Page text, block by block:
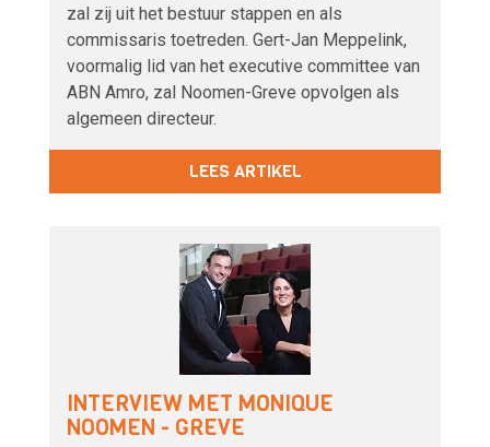
zal zij uit het bestuur stappen en als
commissaris toetreden. Gert-Jan Meppelink,
voormalig lid van het executive committee van
ABN Amro, zal Noomen-Greve opvolgen als
algemeen directeur.
LEES ARTIKEL
INTERVIEW MET MONIQUE
NOOMEN - GREVE